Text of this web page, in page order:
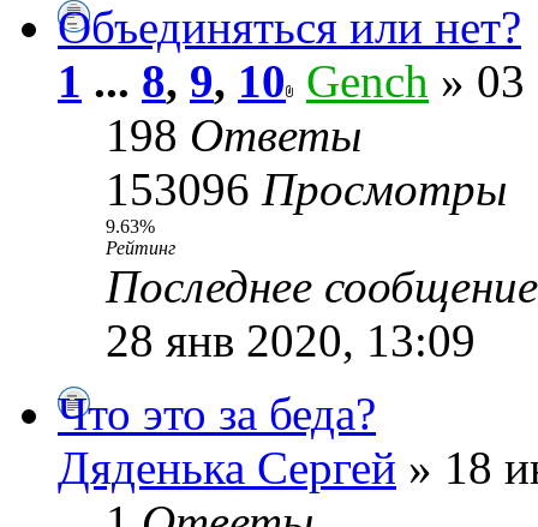
Объединяться или нет?
1 ... 8, 9, 10 Gench » 03
198 Ответы
153096 Просмотры
9.63%
Рейтинг
Последнее
28 янв 2020, 13:09
Что это за беда?
Дяденька Сергей » 18